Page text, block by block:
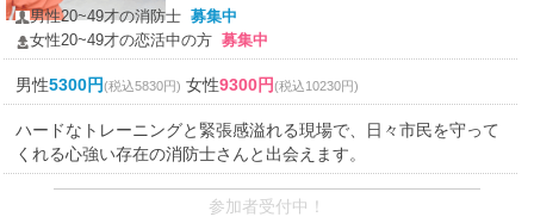
男性20~49才の消防士募集中
女性20~49才の恋活中の方募集中
男性5300円(税込5830円) 女性9300円(税込10230円)
ハードなトレーニングと緊張感溢れる現場で、日々市民を守って
くれる心強い存在の消防士さんと出会えます。
参加者受付中！